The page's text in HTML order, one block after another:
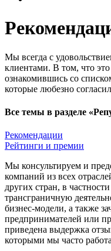
Мы всегда с
клиентами. В том, что
ознакомившись со
которые любезно
Все темы в разделе
Рекомендации
Рейтинги и премии
Мы консультируем и
компаний из всех
других стран, в
трансграничную
бизнес-модели, а также
предпринимателей или
приведена выдержка
которыми мы часто